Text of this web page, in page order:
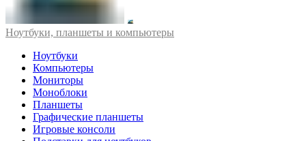
Ноутбуки, планшеты и компьютеры
Ноутбуки
Компьютеры
Мониторы
Моноблоки
Планшеты
Графические планшеты
Игровые консоли